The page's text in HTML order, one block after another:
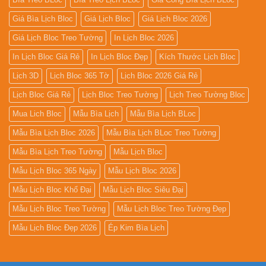
Giá Bìa Lịch Bloc Giá Lịch Bloc Giá Lịch Bloc 2026
Giá Lịch Bloc Treo Tường In Lịch Bloc 2026
In Lịch Bloc Giá Rẻ In Lịch Bloc Đẹp Kích Thước Lịch Bloc
Lịch 3D Lịch Bloc 365 Tờ Lịch Bloc 2026 Giá Rẻ
Lịch Bloc Giá Rẻ Lịch Bloc Treo Tường Lịch Treo Tường Bloc
Mua Lich Bloc Mẫu Bìa Lịch Mẫu Bìa Lịch BLoc
Mẫu Bìa Lịch Bloc 2026 Mẫu Bìa Lịch BLoc Treo Tường
Mẫu Bìa Lịch Treo Tường Mẫu Lịch Bloc
Mẫu Lịch Bloc 365 Ngày Mẫu Lịch Bloc 2026
Mẫu Lịch Bloc Khổ Đại Mẫu Lịch Bloc Siêu Đại
Mẫu Lịch Bloc Treo Tường Mẫu Lịch Bloc Treo Tường Đẹp
Mẫu Lịch Bloc Đẹp 2026 Ép Kim Bìa Lịch